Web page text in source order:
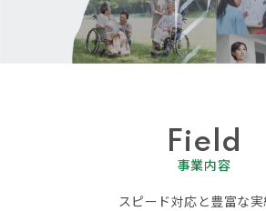
Field
事業内容
スピード対応と豊富な